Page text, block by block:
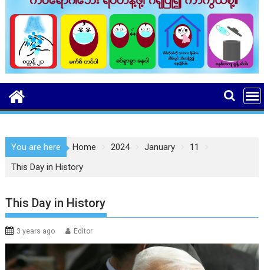
You are here Home 2024 January
11
This Day in History
This Day in History
3 years ago Editor